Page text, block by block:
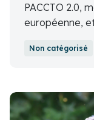
PACCTO 2.0,
européenne,
cadres légaux
de
Non catégorisé